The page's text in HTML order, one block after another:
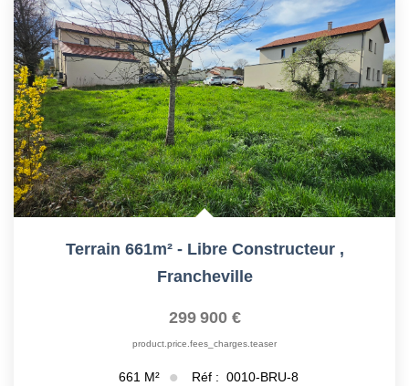
Terrain 661m² - Libre Constructeur ,
Francheville
299 900 €
product.price.fees_charges.teaser
661 M² Réf : 0010-BRU-8